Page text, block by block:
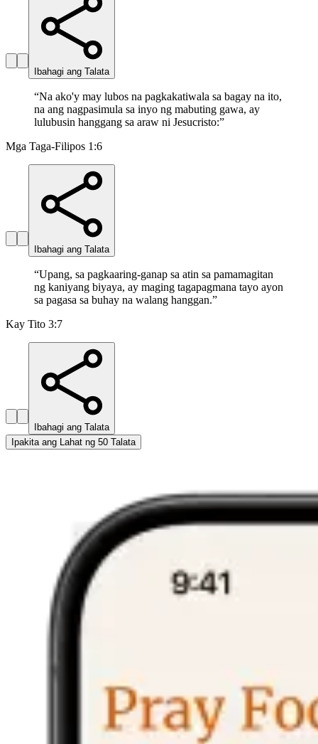
Ibahagi ang Talata
“Na ako'y may lubos na pagkakatiwala sa bagay na ito,
na ang nagpasimula sa inyo ng mabuting gawa, ay
lulubusin hanggang sa araw ni Jesucristo:”
Mga Taga-Filipos 1:6
Ibahagi ang Talata
“Upang, sa pagkaaring-ganap sa atin sa pamamagitan
ng kaniyang biyaya, ay maging tagapagmana tayo ayon
sa pagasa sa buhay na walang hanggan.”
Kay Tito 3:7
Ibahagi ang Talata
Ipakita ang Lahat ng 50 Talata